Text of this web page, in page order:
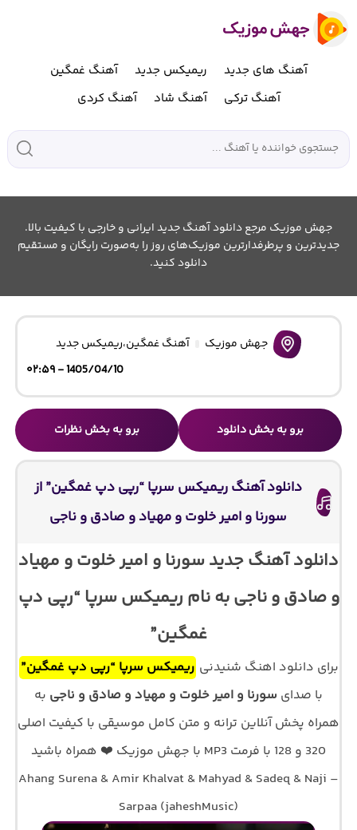
آهنگ های جدید ریمیکس جدید
آهنگ غمگین
آهنگ ترکی
آهنگ شاد آهنگ کردی
جهش موزیک مرجع دانلود آهنگ جدید ایرانی و خارجی با کیفیت بالا.
جدیدترین و پرطرفدارترین موزیک‌های روز را به‌صورت رایگان و مستقیم
دانلود کنید.
جهش موزیک آهنگ غمگین،ریمیکس جدید
1405/04/10 - ۰۲:۵۹
برو به بخش دانلود برو به بخش نظرات
دانلود آهنگ ریمیکس سرپا “رپی دپ غمگین” از
سورنا و امیر خلوت و مهیاد و صادق و ناجی
دانلود آهنگ جدید سورنا و امیر خلوت و مهیاد
و صادق و ناجی به نام ریمیکس سرپا “رپی دپ
غمگین”
برای دانلود اهنگ شنیدنی ریمیکس سرپا “رپی دپ غمگین”
با صدای سورنا و امیر خلوت و مهیاد و صادق و ناجی به
همراه پخش آنلاین ترانه و متن کامل موسیقی با کیفیت اصلی
320 و 128 با فرمت MP3 با جهش موزیک ❤️ همراه باشید
Ahang Surena & Amir Khalvat & Mahyad & Sadeq & Naji –
Sarpaa (jaheshMusic)